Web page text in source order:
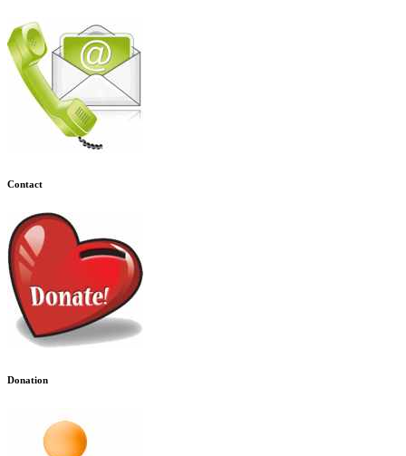
Contact
Donation